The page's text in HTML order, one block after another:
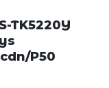
TK5220Y
P50